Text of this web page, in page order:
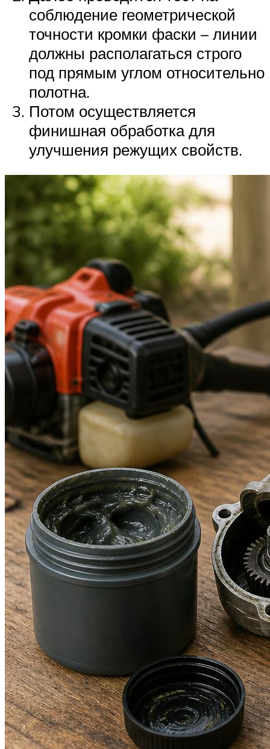
соблюдение геометрической
точности кромки фаски – линии
должны располагаться строго
под прямым углом относительно
полотна.
Потом осуществляется
финишная обработка для
улучшения режущих свойств.